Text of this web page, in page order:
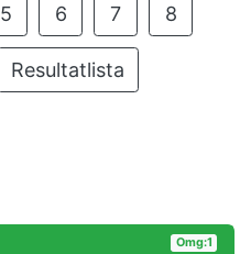
5 6 7 8
Resultatlista
Omg:1